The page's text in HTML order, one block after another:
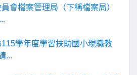
會檔案管理局（下稱檔案局）
學年度學習扶助國小現職教
...